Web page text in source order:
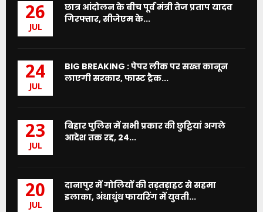
26
JUL
छात्र आंदोलन के बीच पूर्व मंत्री तेज प्रताप यादव
गिरफ्तार, सीजेएम के...
24
JUL
BIG BREAKING : पेपर लीक पर सख्त कानून
लाएगी सरकार, फास्ट ट्रैक...
23
JUL
बिहार पुलिस में सभी प्रकार की छुट्टियां अगले
आदेश तक रद्द, 24...
20
JUL
दानापुर में गोलियों की तड़तड़ाहट से सहमा
इलाका, अंधाधुंध फायरिंग में युवती...